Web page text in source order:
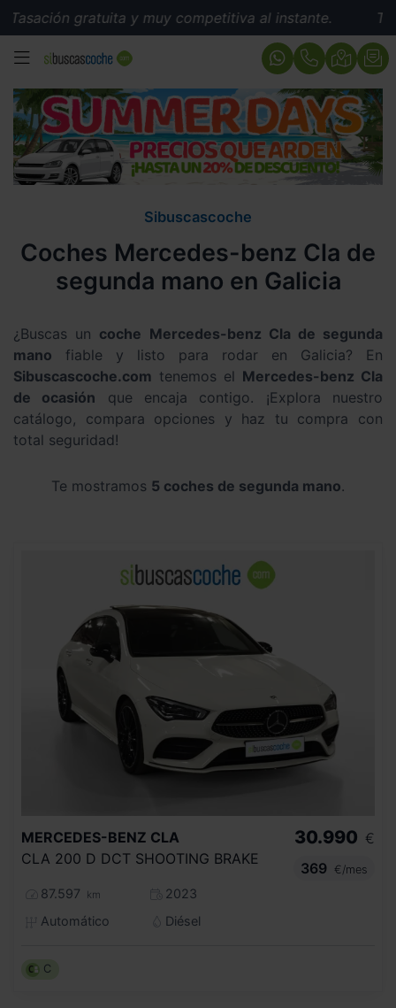
gratuita y muy competitiva al instante.
MENÚ
Sibuscascoche
Coches Mercedes-benz Cla de
segunda mano en Galicia
¿Buscas un coche Mercedes-benz Cla de segunda
mano fiable y listo para rodar en Galicia? En
Sibuscascoche.com tenemos el Mercedes-benz Cla
de ocasión que encaja contigo. ¡Explora nuestro
catálogo, compara opciones y haz tu compra con
total seguridad!
Te mostramos 5 coches de segunda mano.
MERCEDES-BENZ CLA
CLA 200 D DCT SHOOTING BRAKE
87.597 km
2023
Automático
Diésel
30.990 €
369
€/mes
C